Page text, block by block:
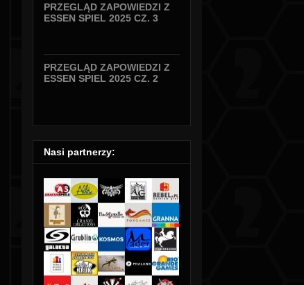
PRZEGLĄD ZAPOWIEDZI Z
ESSEN SPIEL 2025 CZ. 3
PRZEGLĄD ZAPOWIEDZI Z
ESSEN SPIEL 2025 CZ. 2
Nasi partnerzy: